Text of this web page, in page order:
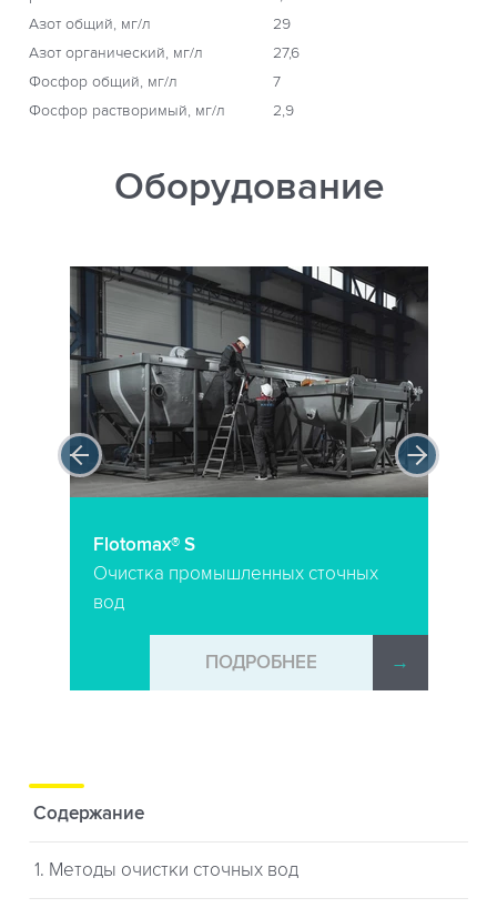
Азот общий, мг/л
29
Азот органический, мг/л
27,6
Фосфор общий, мг/л
7
Фосфор растворимый, мг/л
2,9
Оборудование
Flotomax® S
Очистка промышленных сточных
вод
ПОДРОБНЕЕ →
Содержание
1. Методы очистки сточных вод